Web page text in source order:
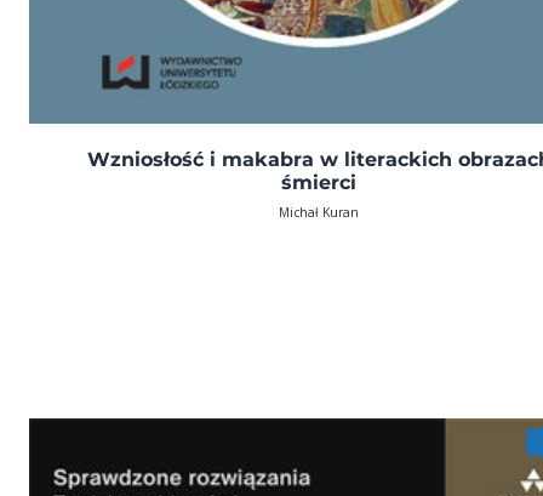
Wzniosłość i makabra w literackich
śmierci
Michał Kuran